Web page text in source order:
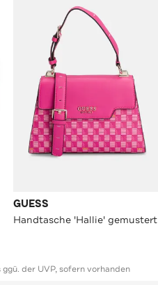
GUESS
Handtasche 'Hallie' gemustert
der UVP, sofern vorhanden